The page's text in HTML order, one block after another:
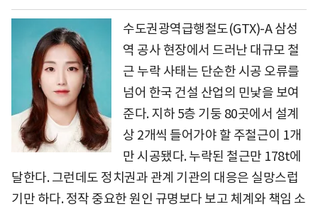
수도권광역급행철도(GTX)-A 삼성
역 공사 현장에서 드러난 대규모 철
근 누락 사태는 단순한 시공 오류를
넘어 한국 건설 산업의 민낯을 보여
준다. 지하 5층 기둥 80곳에서 설계
상 2개씩 들어가야 할 주철근이 1개
만 시공됐다. 누락된 철근만 178t에
달한다. 그런데도 정치권과 관계 기관의 대응은 실망스럽
기만 하다. 정작 중요한 원인 규명보다 보고 체계와 책임 소